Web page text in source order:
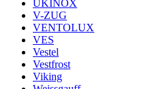
UKINOX
V-ZUG
VENTOLUX
VES
Vestel
Vestfrost
Viking